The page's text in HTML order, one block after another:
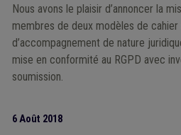
Nous avons le plaisir d’annoncer la
membres de deux modèles de cahier
d’accompagnement de nature
mise en conformité au RGPD avec
soumission.
6 Août 2018